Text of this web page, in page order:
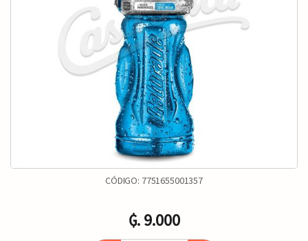
CÓDIGO: 7751655001357
₲. 9.000